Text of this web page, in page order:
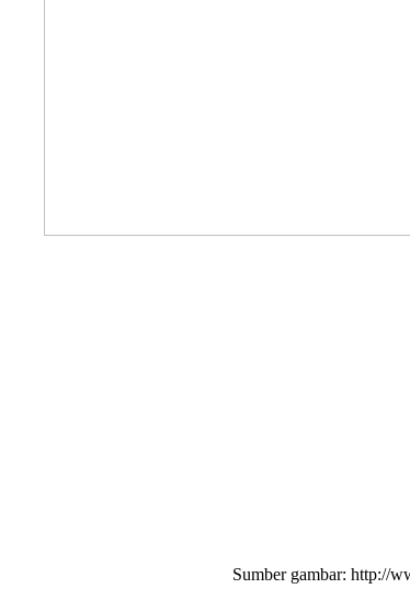
Sumber gambar: http://